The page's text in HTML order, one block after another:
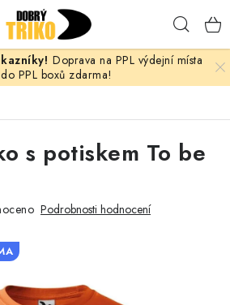
Doprava na PPL výdejní místa
PPL boxů zdarma!
s potiskem To be
Podrobnosti hodnocení